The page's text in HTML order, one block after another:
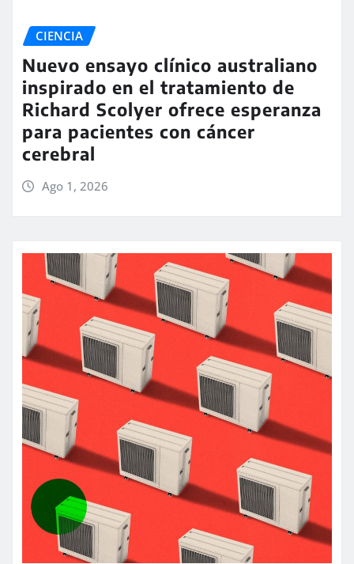
CIENCIA
Nuevo ensayo clínico australiano
inspirado en el tratamiento de
Richard Scolyer ofrece esperanza
para pacientes con cáncer
cerebral
Ago 1, 2026